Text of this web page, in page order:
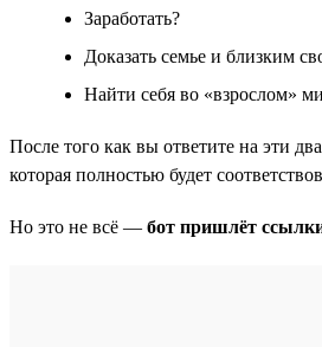
Заработать?
Доказать семье и близким
Найти себя во «взрослом»
После того как вы ответите на эти
которая полностью будет
Но это не всё — бот пришлёт